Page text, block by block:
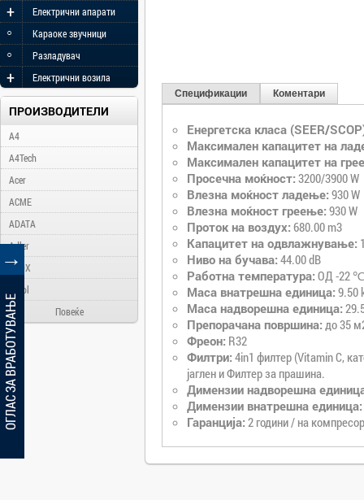
Електрични апарати
+
Караоке звучници
◦
Разладувач
◦
Електрични возила
+
ПРОИЗВОДИТЕЛИ
A4
A4Tech
Acer
ACME
ADATA
Adler
AFOX
Ainol
Alcatel
Allview
Aloha Day
AMD
AOC
Apache
Повеќе
Спецификации Коментари
Енергетска класа (SEER/
Максимален капацитет на
Максимален капацитет на
Просечна моќност: 3200/3900 W
Влезна моќност ладење: 930 W
Влезна моќност греење: 930 W
Проток на воздух: 680.00 m3
Капацитет на одвлажнување:
Ниво на бучава: 44.00 dB
Работна температура: ОД -22
Маса внатрешна единица: 9.50
Маса надворешна единица:
Препорачана површина: до 35
Фреон: R32
Филтри: 4in1 филтер (Vitamin C,
јаглен и Филтер за прашина.
Димензии надворешна
Димензии внатрешна единица:
Гаранција: 2 години / на
ОГЛАС ЗА ВРАБОТУВАЊЕ
→